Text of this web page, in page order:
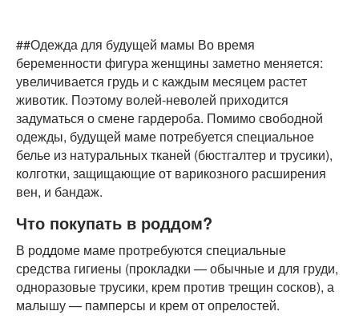
##Одежда для будущей мамы Во время
беременности фигура женщины заметно меняется:
увеличивается грудь и с каждым месяцем растет
животик. Поэтому волей-неволей приходится
задуматься о смене гардероба. Помимо свободной
одежды, будущей маме потребуется специальное
белье из натуральных тканей (бюстгалтер и трусики),
колготки, защищающие от варикозного расширения
вен, и бандаж.
Что покупать в роддом?
В роддоме маме протребуются специальные
средства гигиены (прокладки — обычные и для груди,
одноразовые трусики, крем против трещин сосков), а
малышу — памперсы и крем от опрелостей.